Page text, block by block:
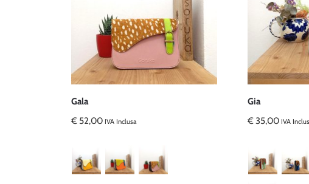
Gala
€ 52,00 IVA Inclusa
Gia
€35,00 IVA